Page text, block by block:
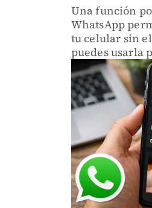
Una función
WhatsApp
tu celular sin
puedes usarla